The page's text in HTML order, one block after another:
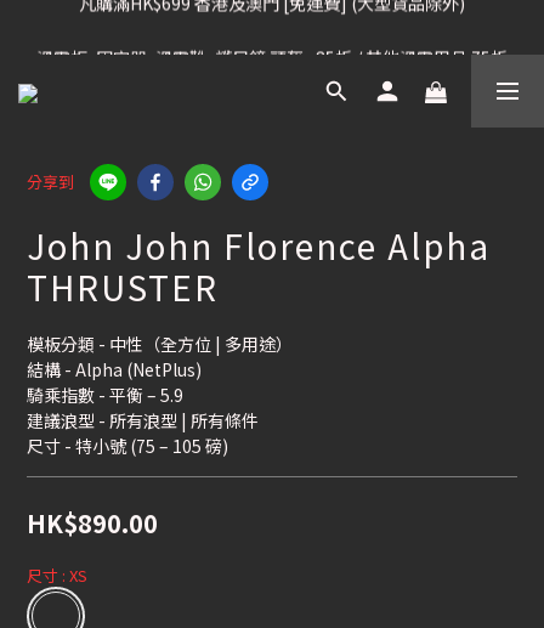
滑雪板, 固定器, 滑雪靴, 護目鏡 頭盔 , 85折 / 其他滑雪用品 75折
我們提供全球運送服務。（請查看運送政策）
凡購滿HK$699 香港及澳門 [免運費] (大型貨品除外)
分享到
John John Florence Alpha
THRUSTER
模板分類 - 中性（全方位 | 多用途）
結構 - Alpha (NetPlus)
騎乘指數 - 平衡 – 5.9
建議浪型 - 所有浪型 | 所有條件
尺寸 - 特小號 (75 – 105 磅)
HK$890.00
尺寸 : XS